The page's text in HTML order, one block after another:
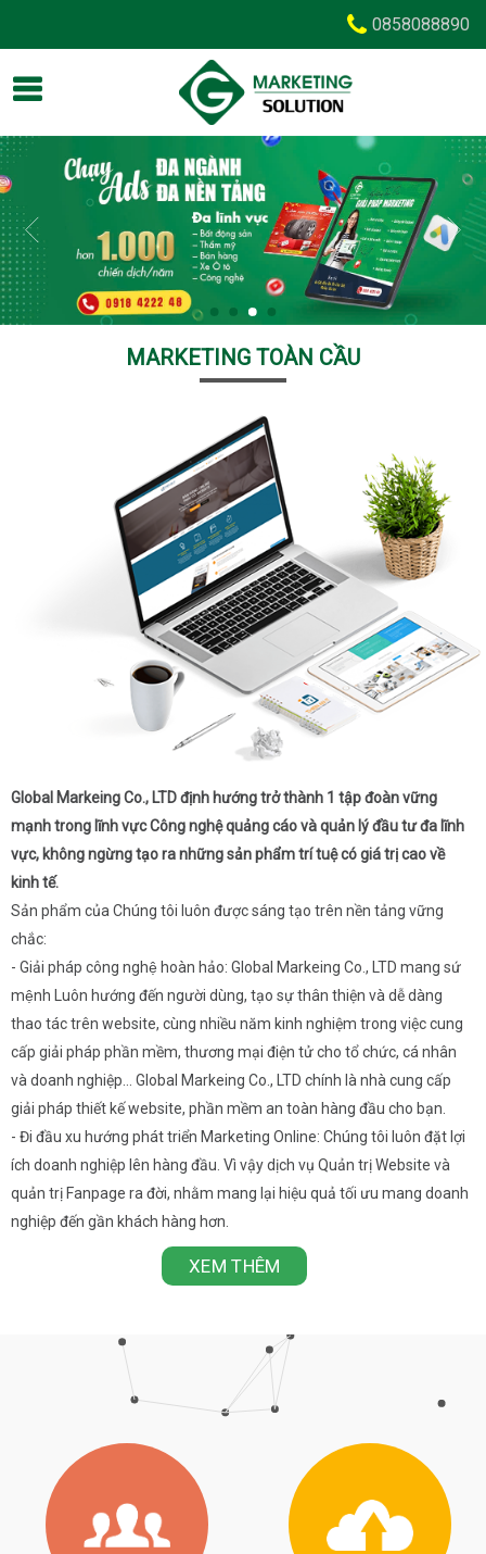
0858088890
MARKETING TOÀN CẦU
Global Markeing Co., LTD định hướng trở thành 1 tập đoàn vững
mạnh trong lĩnh vực Công nghệ quảng cáo và quản lý đầu tư đa lĩnh
vực, không ngừng tạo ra những sản phẩm trí tuệ có giá trị cao về
kinh tế.
Sản phẩm của Chúng tôi luôn được sáng tạo trên nền tảng vững
chắc:
- Giải pháp công nghệ hoàn hảo: Global Markeing Co., LTD mang sứ
mệnh Luôn hướng đến người dùng, tạo sự thân thiện và dễ dàng
thao tác trên website, cùng nhiều năm kinh nghiệm trong việc cung
cấp giải pháp phần mềm, thương mại điện tử cho tổ chức, cá nhân
và doanh nghiệp… Global Markeing Co., LTD chính là nhà cung cấp
giải pháp thiết kế website, phần mềm an toàn hàng đầu cho bạn.
- Đi đầu xu hướng phát triển Marketing Online: Chúng tôi luôn đặt lợi
ích doanh nghiệp lên hàng đầu. Vì vậy dịch vụ Quản trị Website và
quản trị Fanpage ra đời, nhằm mang lại hiệu quả tối ưu mang doanh
nghiệp đến gần khách hàng hơn.
XEM THÊM